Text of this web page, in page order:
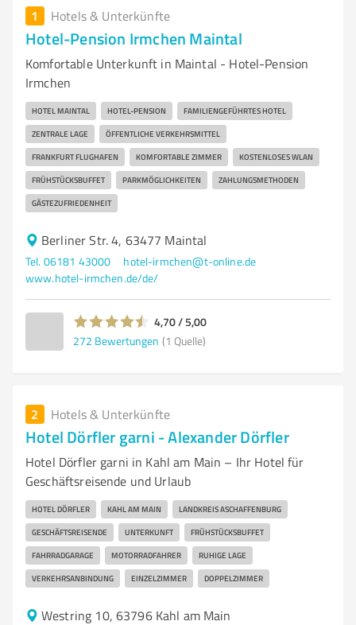
1 Hotels & Unterkünfte
Hotel-Pension Irmchen Maintal
Komfortable Unterkunft in Maintal - Hotel-Pension
Irmchen
HOTEL MAINTAL HOTEL-PENSION FAMILIENGEFÜHRTES HOTEL
ZENTRALE LAGE ÖFFENTLICHE VERKEHRSMITTEL
FRANKFURT FLUGHAFEN KOMFORTABLE ZIMMER KOSTENLOSES WLAN
FRÜHSTÜCKSBUFFET PARKMÖGLICHKEITEN ZAHLUNGSMETHODEN
GÄSTEZUFRIEDENHEIT
Berliner Str. 4, 63477 Maintal
Tel. 06181 43000
hotel-irmchen@t-online.de
www.hotel-irmchen.de/de/
4,70 / 5,00
272 Bewertungen (1 Quelle)
2 Hotels & Unterkünfte
Hotel Dörfler garni - Alexander Dörfler
Hotel Dörfler garni in Kahl am Main – Ihr Hotel für
Geschäftsreisende und Urlaub
HOTEL DÖRFLER KAHL AM MAIN LANDKREIS ASCHAFFENBURG
GESCHÄFTSREISENDE UNTERKUNFT FRÜHSTÜCKSBUFFET
FAHRRADGARAGE MOTORRADFAHRER RUHIGE LAGE
VERKEHRSANBINDUNG EINZELZIMMER DOPPELZIMMER
Westring 10, 63796 Kahl am Main